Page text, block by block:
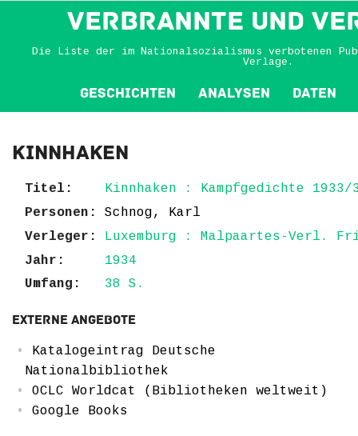
VERBRANNTE und
Die Liste der im Nationalsozialismus verbotenen
Verlage.
Geschichten Analysen Daten
Kinnhaken
Titel:
Kinnhaken : Kampfgedichte 1933/
Personen:
Schnog, Karl
Verleger:
Luxemburg : Malpaartes-Verl.
Jahr:
1934
Umfang:
38 S.
Externe Angebote
Katalogeintrag Deutsche
Nationalbibliothek
OCLC Worldcat (Bibliotheken weltweit)
Google Books